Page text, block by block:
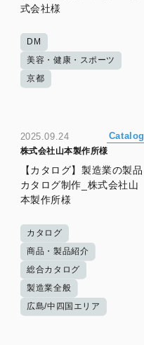
式会社様
DM
美容・健康・スポーツ
京都
2025.09.24 Catalog
株式会社山本製作所様
【カタログ】製造業の製品
カタログ制作_株式会社山
本製作所様
カタログ
商品・製品紹介
総合カタログ
製造業全般
広島/中四国エリア